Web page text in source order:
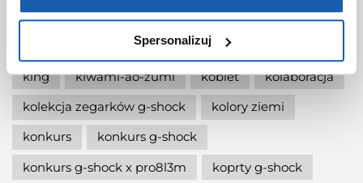
Spersonalizuj
jaki zegarek g-shock wybrać
jaki zegarek wybrać
kermit
king
kiwami-ao-zumi kobiet
kolaboracja
kolekcja zegarków g-shock
kolory ziemi
konkurs
konkurs g-shock
konkurs g-shock x pro8l3m
koprty g-shock